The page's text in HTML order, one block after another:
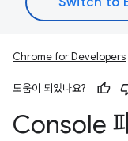
Chrome for Developers
도움이 되었나요?
Console